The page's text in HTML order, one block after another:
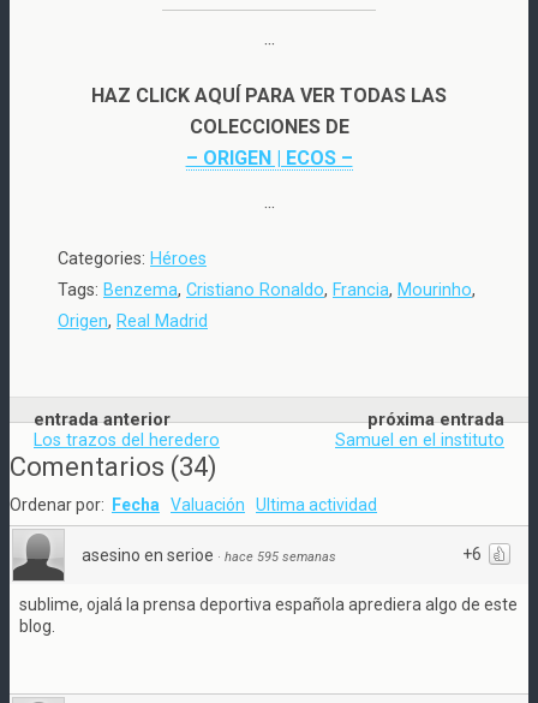
···
HAZ CLICK AQUÍ PARA VER TODAS LAS
COLECCIONES DE
– ORIGEN | ECOS –
···
Categories: Héroes
Tags: Benzema, Cristiano Ronaldo, Francia, Mourinho,
Origen, Real Madrid
entrada anterior
Los trazos del heredero
próxima entrada
Samuel en el instituto
Comentarios (34)
Ordenar por: Fecha Valuación Ultima actividad
+6
asesino en serioe · hace 595 semanas
sublime, ojalá la prensa deportiva española aprediera algo de este
blog.